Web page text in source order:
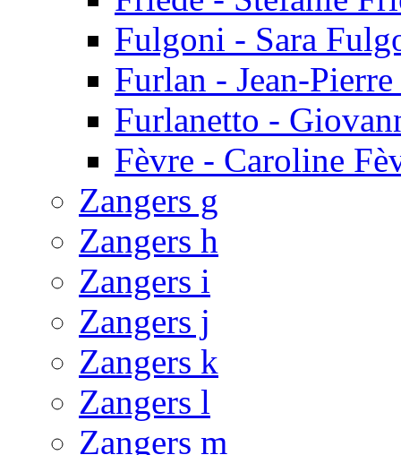
Fulgoni - Sara
Furlan - Jean-
Furlanetto -
Fèvre - Caroline
Zangers g
Zangers h
Zangers i
Zangers j
Zangers k
Zangers l
Zangers m